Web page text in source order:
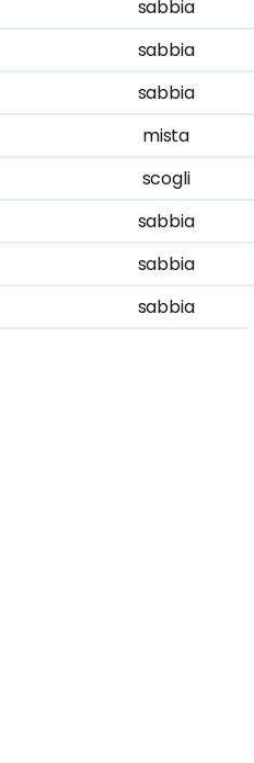
sabbia
sabbia
sabbia
mista
scogli
sabbia
sabbia
sabbia